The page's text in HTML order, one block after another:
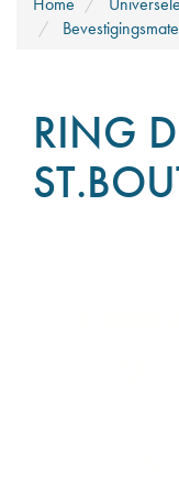
RING